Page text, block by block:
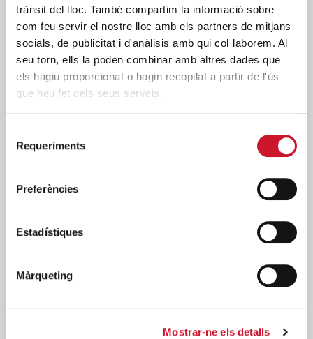
trànsit del lloc. També compartim la informació sobre
com feu servir el nostre lloc amb els partners de mitjans
socials, de publicitat i d'anàlisis amb qui col·laborem. Al
seu torn, ells la poden combinar amb altres dades que
els hàgiu proporcionat o hagin recopilat a partir de l'ús
que heu fet dels seus serveis.
Requeriments
Preferències
Estadístiques
Màrqueting
Mostrar-ne els detalls
SERVEI D'OCUPACIÓ - FEINA AMB
+